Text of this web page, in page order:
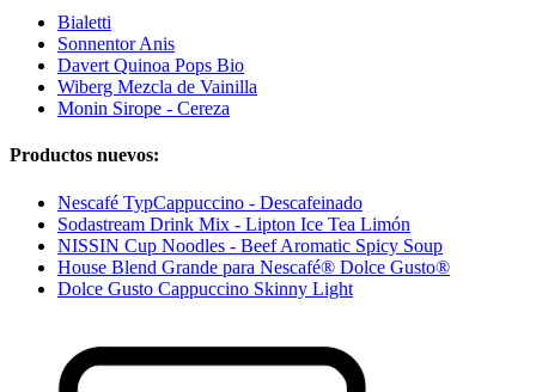
Bialetti
Sonnentor Anis
Davert Quinoa Pops Bio
Wiberg Mezcla de Vainilla
Monin Sirope - Cereza
Productos nuevos:
Nescafé TypCappuccino - Descafeinado
Sodastream Drink Mix - Lipton Ice Tea Limón
NISSIN Cup Noodles - Beef Aromatic Spicy Soup
House Blend Grande para Nescafé® Dolce Gusto®
Dolce Gusto Cappuccino Skinny Light